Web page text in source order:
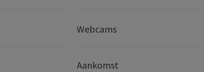
Webcams
Aankomst